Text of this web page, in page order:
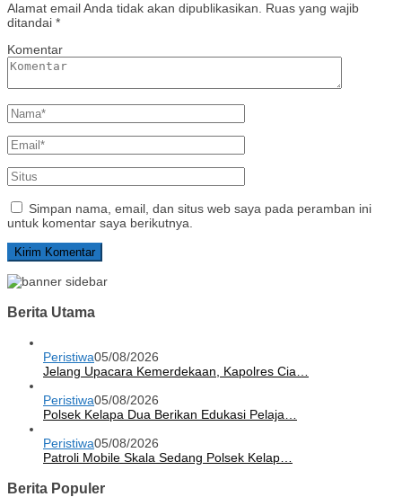
Alamat email Anda tidak akan dipublikasikan. Ruas yang wajib
ditandai *
Komentar
Simpan nama, email, dan situs web saya pada peramban ini
untuk komentar saya berikutnya.
Berita Utama
Peristiwa05/08/2026
Jelang Upacara Kemerdekaan, Kapolres Cia…
Peristiwa05/08/2026
Polsek Kelapa Dua Berikan Edukasi Pelaja…
Peristiwa05/08/2026
Patroli Mobile Skala Sedang Polsek Kelap…
Berita Populer